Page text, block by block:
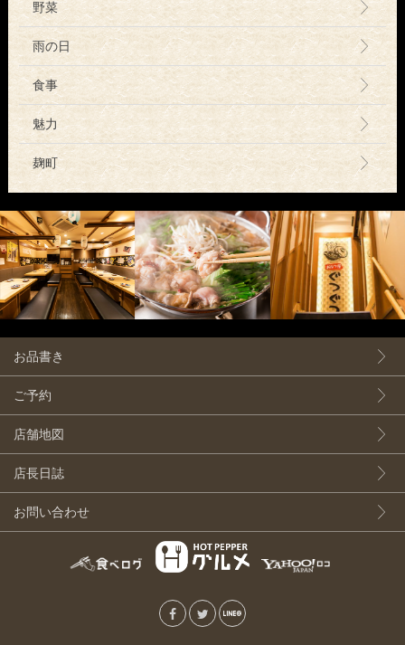
野菜
雨の日
食事
魅力
麹町
お品書き
ご予約
店舗地図
店長日誌
お問い合わせ